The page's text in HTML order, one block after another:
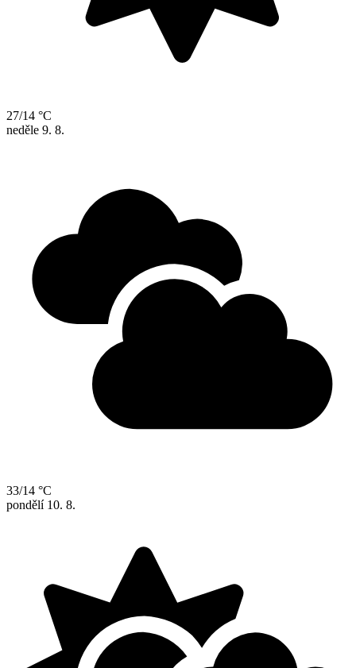
27/14 °C
neděle 9. 8.
33/14 °C
pondělí 10. 8.